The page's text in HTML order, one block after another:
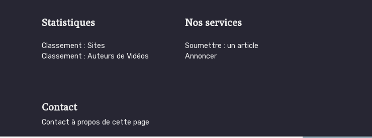
Statistiques
Classement : Sites
Classement : Auteurs de Vidéos
Nos services
Soumettre : un article
Annoncer
Contact
Contact à propos de cette page